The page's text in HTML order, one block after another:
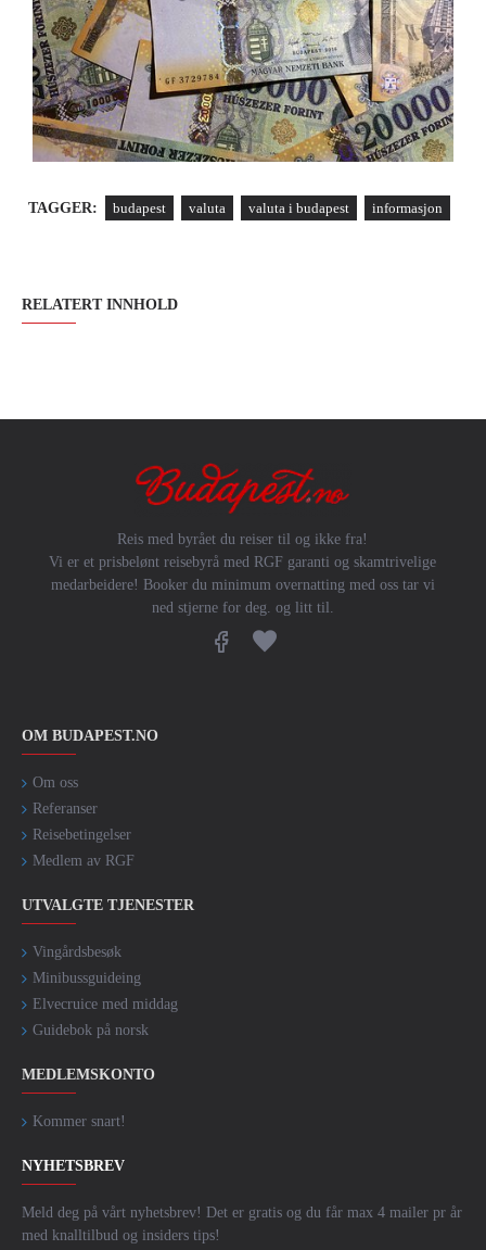
TAGGER: budapest valuta valuta i budapest informasjon
RELATERT INNHOLD
Reis med byrået du reiser til og ikke fra!
Vi er et prisbelønt reisebyrå med RGF garanti og skamtrivelige
medarbeidere! Booker du minimum overnatting med oss tar vi
ned stjerne for deg. og litt til.
OM BUDAPEST.NO
Om oss
Referanser
Reisebetingelser
Medlem av RGF
UTVALGTE TJENESTER
Vingårdsbesøk
Minibussguideing
Elvecruice med middag
Guidebok på norsk
MEDLEMSKONTO
Kommer snart!
NYHETSBREV
Meld deg på vårt nyhetsbrev! Det er gratis og du får max 4 mailer pr år
med knalltilbud og insiders tips!